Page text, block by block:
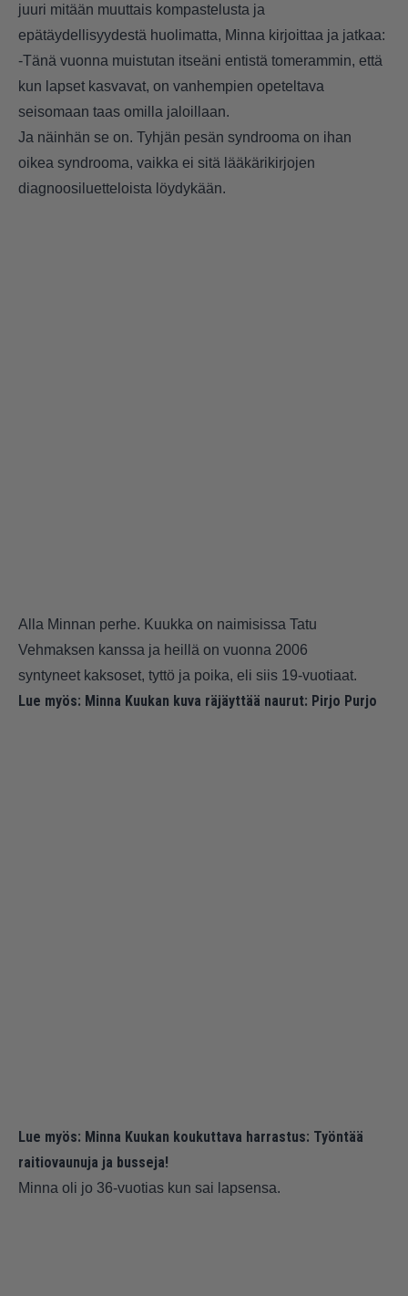
juuri mitään muuttais kompastelusta ja
epätäydellisyydestä huolimatta, Minna kirjoittaa ja jatkaa:
-Tänä vuonna muistutan itseäni entistä tomerammin, että
kun lapset kasvavat, on vanhempien opeteltava
seisomaan taas omilla jaloillaan.
Ja näinhän se on. Tyhjän pesän syndrooma on ihan
oikea syndrooma, vaikka ei sitä lääkärikirjojen
diagnoosiluetteloista löydykään.
Alla Minnan perhe. Kuukka on naimisissa Tatu
Vehmaksen kanssa ja heillä on vuonna 2006
syntyneet kaksoset, tyttö ja poika, eli siis 19-vuotiaat.
Lue myös: Minna Kuukan kuva räjäyttää naurut: Pirjo Purjo
Lue myös: Minna Kuukan koukuttava harrastus: Työntää
raitiovaunuja ja busseja!
Minna oli jo 36-vuotias kun sai lapsensa.